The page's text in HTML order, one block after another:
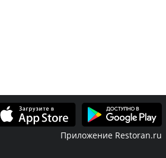
Приложение Restoran.ru